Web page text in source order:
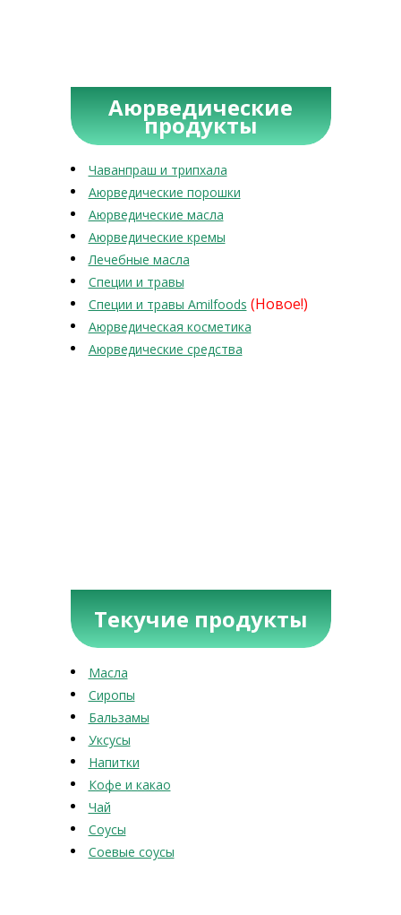
Аюрведические
продукты
Чаванпраш и трипхала
Аюрведические порошки
Аюрведические масла
Аюрведические кремы
Лечебные масла
Специи и травы
Специи и травы Amilfoods (Новое!)
Аюрведическая косметика
Аюрведические средства
Текучие продукты
Масла
Сиропы
Бальзамы
Уксусы
Напитки
Кофе и какао
Чай
Соусы
Соевые соусы